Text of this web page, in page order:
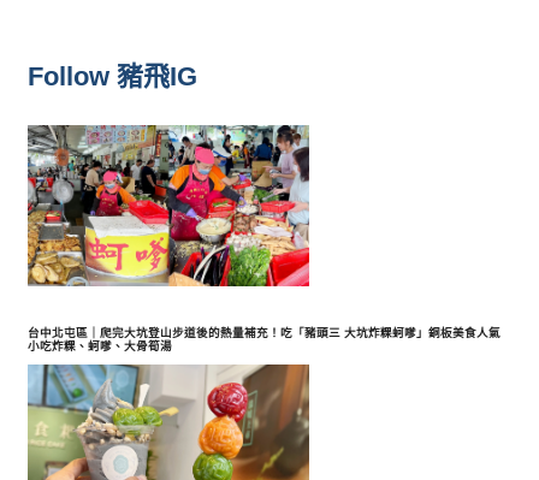
Follow 豬飛IG
台中北屯區｜爬完大坑登山步道後的熱量補充！吃「豬頭三 大坑炸粿蚵嗲」銅板美食人氣
小吃炸粿、蚵嗲、大骨筍湯